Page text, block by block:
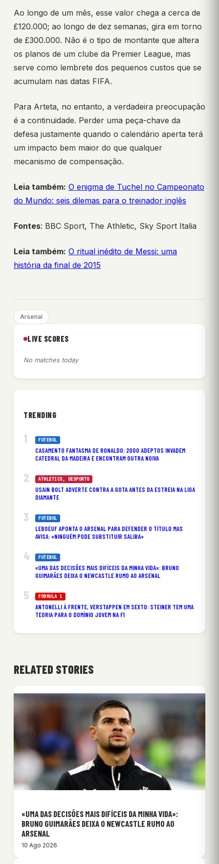
Ao longo de um mês, esse valor chega a cerca de
£120.000; ao longo de dez semanas, gira em torno
de £300.000. Não é o tipo de montante que altera
os planos de um clube da Premier League, mas
serve como lembrete dos pequenos custos que se
acumulam nas datas FIFA.
Para Arteta, no entanto, a verdadeira preocupação
é a continuidade. Perder uma peça-chave da
defesa justamente quando o calendário aperta terá
um impacto bem maior do que qualquer
mecanismo de compensação.
Leia também: O enigma de Tuchel no Campeonato
do Mundo: seis dilemas para o treinador inglês
Fontes: BBC Sport, The Athletic, Sky Sport Italia
Leia também: O ritual inédito de Messi: uma
história da final de 2015
Arsenal
LIVE SCORES
No matches today
TRENDING
FUTEBOL
CASAMENTO FANTASMA DE RONALDO: 2000 ADEPTOS INVADEM
CATEDRAL DA MADEIRA E ENCONTRAM OUTRA NOIVA
ATHLETICS, DESPORTO
USAIN BOLT ADVERTE CONTRA A GOTA ANTES DA ESTREIA NA LIGA
DIAMANTE
FUTEBOL
LEBOEUF APONTA O ARSENAL PARA DEFENDER O TÍTULO MAS
AVISA: «NINGUÉM PODE SUBSTITUIR SALIBA»
FUTEBOL
«UMA DAS DECISÕES MAIS DIFÍCEIS DA MINHA VIDA»: BRUNO
GUIMARÃES DEIXA O NEWCASTLE RUMO AO ARSENAL
FÓRMULA 1
ANTONELLI À FRENTE, VERSTAPPEN EM SEXTO: STEINER TEM UMA
TEORIA PARA O DOMÍNIO JOVEM NA F1
RELATED STORIES
«UMA DAS DECISÕES MAIS DIFÍCEIS DA MINHA VIDA»:
BRUNO GUIMARÃES DEIXA O NEWCASTLE RUMO AO
ARSENAL
10 Ago 2026